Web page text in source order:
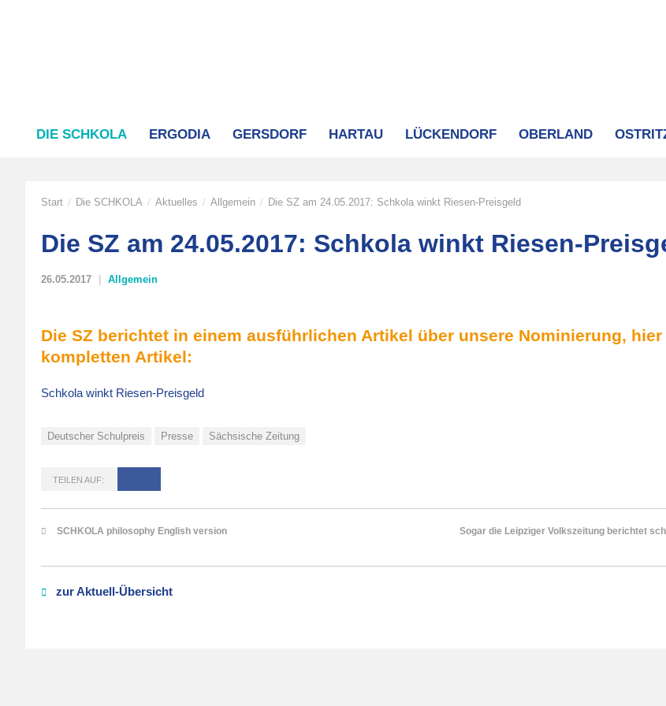
DIE SCHKOLA ERGODIA GERSDORF HARTAU LÜCKENDORF OBERLAND
Start / Die SCHKOLA / Aktuelles / Allgemein / Die SZ am 24.05.2017: Schkola winkt Riesen-Preisgeld
Die SZ am 24.05.2017: Schkola winkt Riesen-
26.05.2017 Allgemein
Die SZ berichtet in einem ausführlichen Artikel über unsere Nominierung, hier
kompletten Artikel:
Schkola winkt Riesen-Preisgeld
Deutscher Schulpreis Presse Sächsische Zeitung
TEILEN AUF:
SCHKOLA philosophy English version
Sogar die Leipziger Volkszeitung berichtet
zur Aktuell-Übersicht